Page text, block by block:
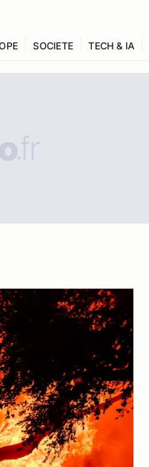
SOCIETE TECH & IA